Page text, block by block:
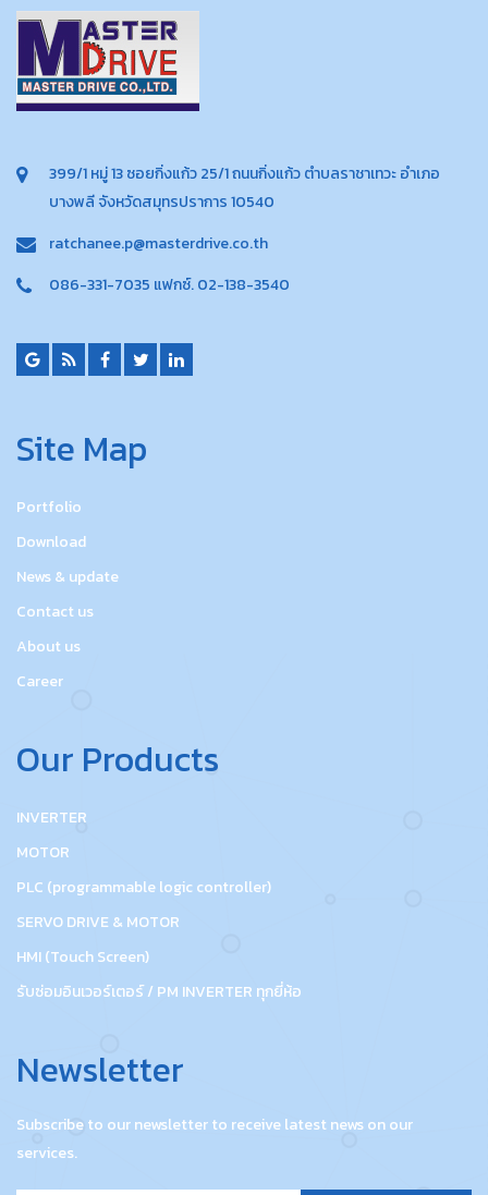
399/1 หมู่ 13 ซอยกิ่งแก้ว 25/1 ถนนกิ่งแก้ว ตำบลราชาเทวะ อำเภอ
บางพลี จังหวัดสมุทรปราการ 10540
ratchanee.p@masterdrive.co.th
086-331-7035 แฟกซ์. 02-138-3540
Site Map
Portfolio
Download
News & update
Contact us
About us
Career
Our Products
INVERTER
MOTOR
PLC (programmable logic controller)
SERVO DRIVE & MOTOR
HMI (Touch Screen)
รับซ่อมอินเวอร์เตอร์ / PM INVERTER ทุกยี่ห้อ
Newsletter
Subscribe to our newsletter to receive latest news on our
services.